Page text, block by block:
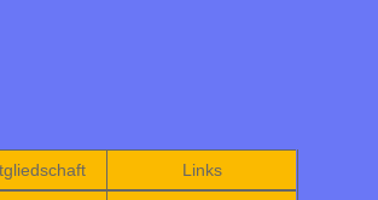
Links